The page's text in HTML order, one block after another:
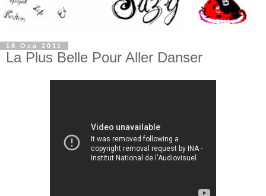
18 Oca 2011
La Plus Belle Pour Aller Danser